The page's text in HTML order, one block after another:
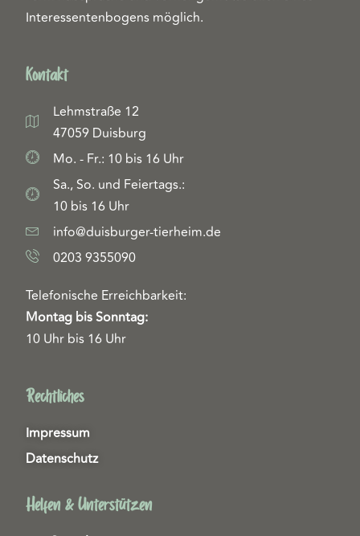
Interessentenbogens möglich.
Kontakt
Lehmstraße 12
47059 Duisburg
Mo. - Fr.: 10 bis 16 Uhr
Sa., So. und Feiertags.:
10 bis 16 Uhr
info@duisburger-tierheim.de
0203 9355090
Telefonische Erreichbarkeit:
Montag bis Sonntag:
10 Uhr bis 16 Uhr
Rechtliches
Impressum
Datenschutz
Helfen & Unterstützen